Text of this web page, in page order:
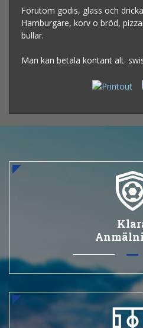
Förutom godis, glass och
Hamburgare, korv o bröd,
bullar.
Man kan betala kontant alt.